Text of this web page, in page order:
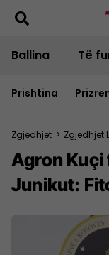
Ballina Të
Prishtina
Zgjedhjet > Zgjedhjet
Agron Kuçi
Junikut: